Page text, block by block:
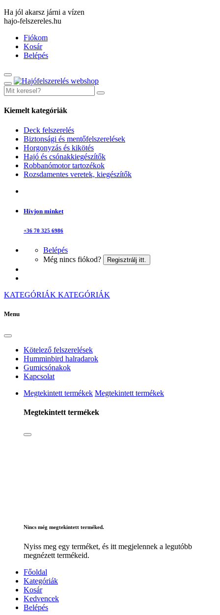
Ha jól akarsz járni a vízen
hajo-felszereles.hu
Fiókom
Kosár
Belépés
Kiemelt kategóriák
Deck felszerelés
Biztonsági és mentőfelszerelések
Horgonyzás és kikötés
Hajó és csónakkiegészítők
Robbanómotor tartozékok
Rozsdamentes veretek, kiegészítők
Hívjon minket
+36 70 325 6986
Belépés
Még nincs fiókod?
Regisztrálj itt.
KATEGÓRIÁK KATEGÓRIÁK
Menu
Kötelező felszerelések
Humminbird halradarok
Gumicsónakok
Kapcsolat
Megtekintett termékek Megtekintett termékek
Megtekintett termékek
Nincs még megtekintett terméked.
Nyiss meg egy terméket, és itt megjelennek a legutóbb
megnézett termékeid.
Főoldal
Kategóriák
Kosár
Kedvencek
Belépés